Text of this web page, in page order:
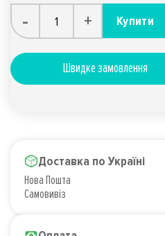
- + Купити
Швидке замовлення
Доставка по Україні
Нова Пошта
Самовивіз